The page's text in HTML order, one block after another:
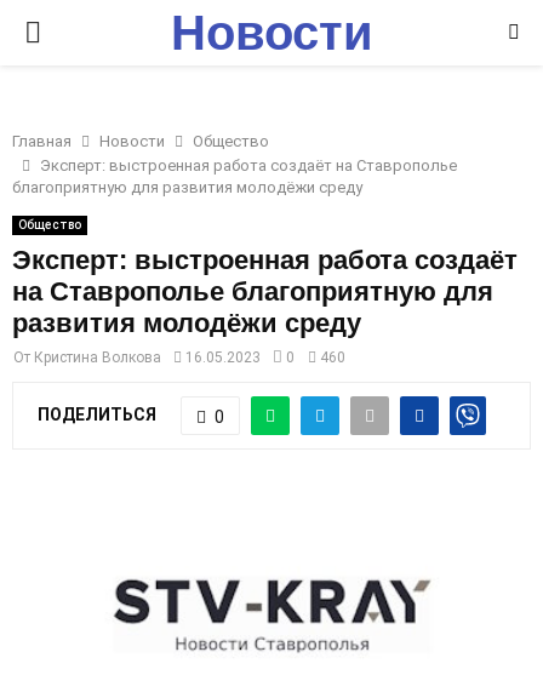
P
I
M
A
R
Y
Новости
Главная Новости
Общество
Эксперт: выстроенная работа создаёт на Ставрополье
благоприятную для развития молодёжи среду
Общество
Эксперт: выстроенная работа создаёт
на Ставрополье благоприятную для
развития молодёжи среду
От Кристина Волкова 16.05.2023 0 460
ПОДЕЛИТЬСЯ 0